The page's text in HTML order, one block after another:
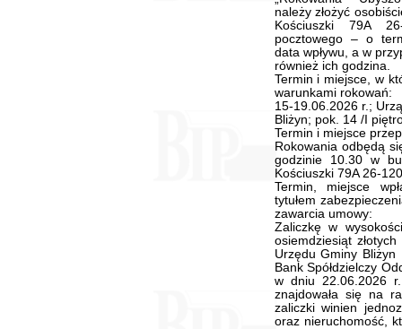
należy złożyć
Kościuszki 79A
pocztowego – o
data wpływu, a w
również ich godzina.
Termin i miejsce, w
warunkami rokowań:
15-19.06.2026 r.;
Bliżyn; pok. 14 /I
Termin i miejsce
Rokowania odbędą
godzinie 10.30 w
Kościuszki 79A 26-
Termin, miejsce
tytułem
zawarcia umowy:
Zaliczkę w
osiemdziesiąt
Urzędu Gminy
Bank Spółdzielczy
w dniu 22.06.2026
znajdowała się na
zaliczki winien
oraz nieruchomość,